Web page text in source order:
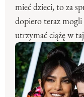
mieć dzieci, to za
dopiero teraz mogli
utrzymać ciążę w